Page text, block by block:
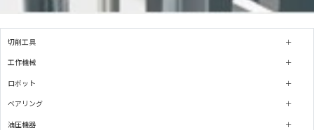
切削工具
工作機械
ロボット
ベアリング
油圧機器